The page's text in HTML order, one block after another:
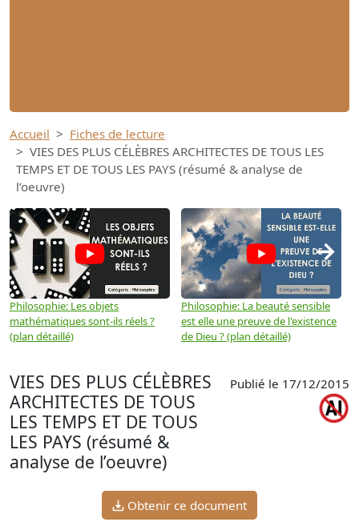
Accueil
Fiches de lecture
VIES DES PLUS CÉLÈBRES ARCHITECTES DE TOUS LES
TEMPS ET DE TOUS LES PAYS (résumé & analyse de
l’oeuvre)
Philosophie: Les objets
mathématiques sont-ils réels ?
(plan détaillé)
Philosophie: La beauté sensible
est elle une preuve de l'existence
de Dieu ? (plan détaillé)
→
VIES DES PLUS CÉLÈBRES
ARCHITECTES DE TOUS
LES TEMPS ET DE TOUS
LES PAYS (résumé &
analyse de l’oeuvre)
Publié le 17/12/2015
Obtenir ce document